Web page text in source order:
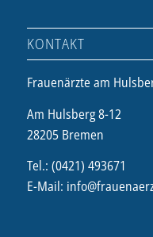
KONTAKT
Frauenärzte am
Am Hulsberg 8-12
28205 Bremen
Tel.: (0421) 493671
E-Mail: